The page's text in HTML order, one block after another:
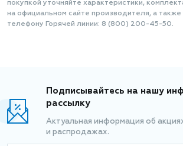
покупкой уточняйте характеристики,
на официальном сайте производителя, а также
телефону Горячей линии: 8 (800) 200-45-50.
Подписывайтесь на нашу
рассылку
Актуальная информация об
и распродажах.